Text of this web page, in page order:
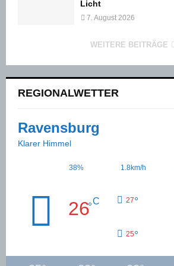
Licht
7. August 2026
WEITERE BEITRÄGE
REGIONALWETTER
Ravensburg
Klarer Himmel
38% 1.8km/h
26°C 27°
25°